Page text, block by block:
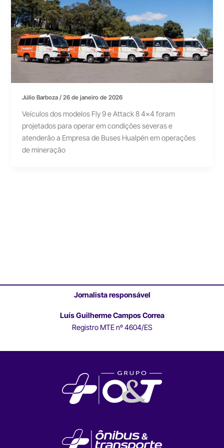
Júlio Barboza/26 de janeiro de 2026
Veículos dos modelos Fly 9 e Attack 8 4×4 foram
projetados para operar em condições severas e
atenderão a Empresa de Buses Hualpén em operações
de mineração
Jornalista responsável
Luís Guilherme Campos Correa
Registro MTE nº 4604/ES